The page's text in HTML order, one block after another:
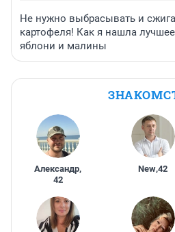
Не нужно выбрасывать и
картофеля! Как я нашла
яблони и малины
Александр,
42
New,42